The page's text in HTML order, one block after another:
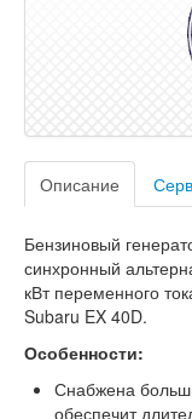
Описание
Бензиновый
синхронный
кВт переменного
Subaru EX 40D.
Особенности:
Снабжена
обеспечит